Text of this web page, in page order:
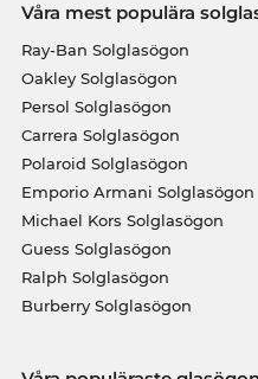
Våra mest populära
Ray-Ban Solglasögon
Oakley Solglasögon
Persol Solglasögon
Carrera Solglasögon
Polaroid Solglasögon
Emporio Armani Solglasögon
Michael Kors Solglasögon
Guess Solglasögon
Ralph Solglasögon
Burberry Solglasögon